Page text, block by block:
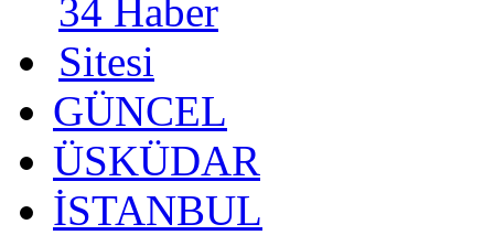
GÜNCEL
ÜSKÜDAR
İSTANBUL